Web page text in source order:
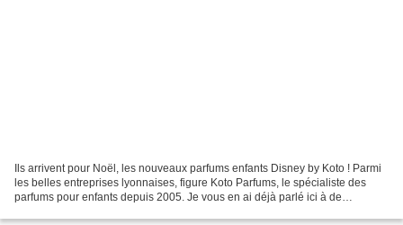
Ils arrivent pour Noël, les nouveaux parfums enfants Disney by Koto ! Parmi
les belles entreprises lyonnaises, figure Koto Parfums, le spécialiste des
parfums pour enfants depuis 2005. Je vous en ai déjà parlé ici à de